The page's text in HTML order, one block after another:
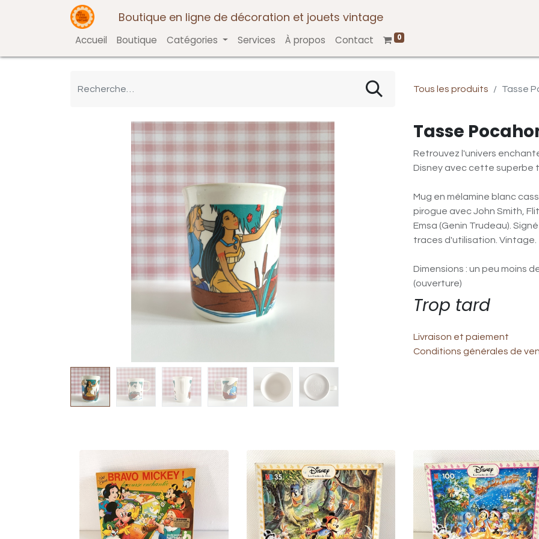
Boutique en ligne de décoration et jouets vintage
Accueil Boutique Catégories Services À propos Contact 0
Tous les produits Tasse
Tasse
Retrouvez l'univers
Disney avec cette superbe
Mug en mélamine blanc
pirogue avec John Smith,
Emsa (Genin Trudeau).
traces d'utilisation. Vintage.
Dimensions : un peu moins
(ouverture)
Trop tard
Livraison et paiement
Conditions générales de